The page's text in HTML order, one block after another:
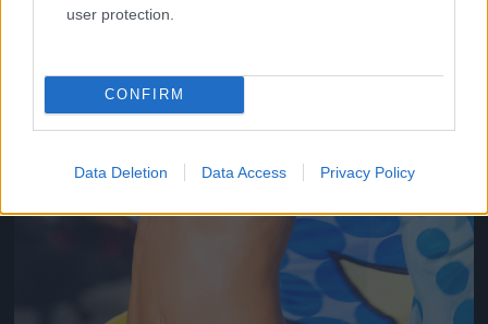
user protection.
CONFIRM
Data Deletion Data Access Privacy Policy